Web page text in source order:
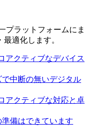
プラットフォームにま
適化します。
アクティブなデバイス
で中断の無いデジタル
アクティブな対応と卓
準備はできています